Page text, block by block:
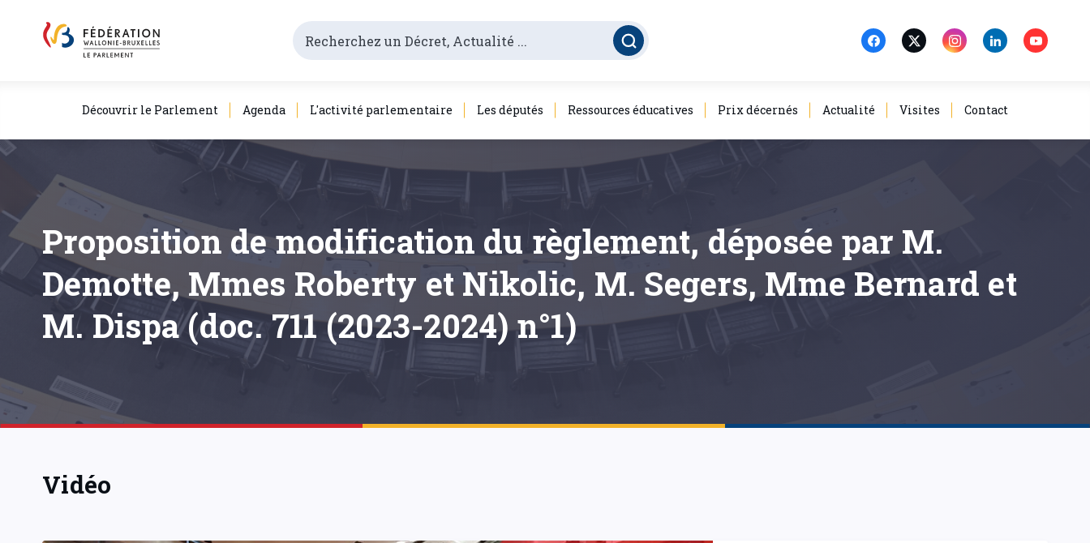
Découvrir le Parlement Agenda L'activité parlementaire Les députés Ressources éducatives Prix décernés Actualité Visites Contact
Proposition de modification du règlement, déposée par M.
Demotte, Mmes Roberty et Nikolic, M. Segers, Mme Bernard et
M. Dispa (doc. 711 (2023-2024) n°1)
Vidéo